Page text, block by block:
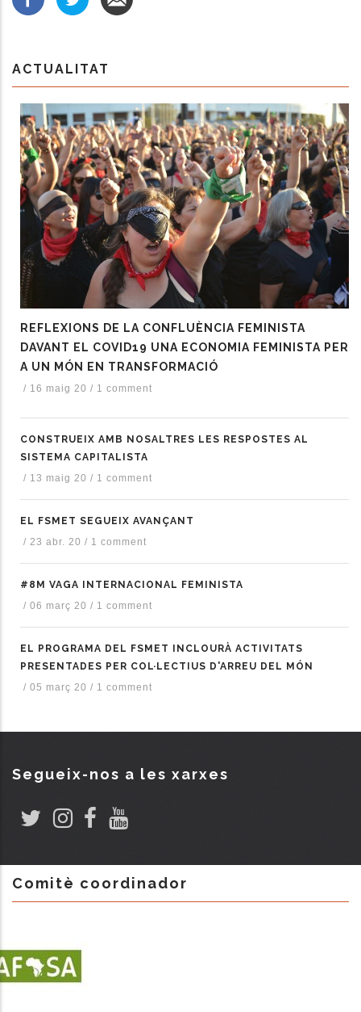
ACTUALITAT
REFLEXIONS DE LA CONFLUÈNCIA FEMINISTA
DAVANT EL COVID19 UNA ECONOMIA FEMINISTA PER
A UN MÓN EN TRANSFORMACIÓ
/ 16 maig 20 / 1 comment
CONSTRUEIX AMB NOSALTRES LES RESPOSTES AL
SISTEMA CAPITALISTA
/ 13 maig 20 / 1 comment
EL FSMET SEGUEIX AVANÇANT
/ 23 abr. 20 / 1 comment
#8M VAGA INTERNACIONAL FEMINISTA
/ 06 març 20 / 1 comment
EL PROGRAMA DEL FSMET INCLOURÀ ACTIVITATS
PRESENTADES PER COL·LECTIUS D'ARREU DEL MÓN
/ 05 març 20 / 1 comment
Segueix-nos a les xarxes
Comitè coordinador